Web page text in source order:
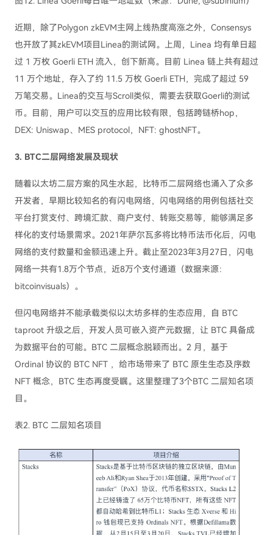
近期，除了Polygon zkEVM主网上线热度高涨之外，Consensys
也开放了其zkEVM项目Linea的测试网。上周，Linea 均有单日超
过 1 万枚 Goerli ETH 流入，创下新高。目前 Linea 链上共有超过
11 万个地址，存入了约 11.5 万枚 Goerli ETH，完成了超过 59
万笔交易。Linea的交互与Scroll类似，需要去获取Goerli的测试
币。目前，用户可以交互的应用比较有限，包括跨链桥hop，
DEX: Uniswap、MES protocol，NFT: ghostNFT。
3. BTC二层网络发展及现状
随着以太坊二层方案的风生水起，比特币二层网络也涌入了众多
开发者，早期比较知名的有闪电网络，闪电网络的用例包括社交
平台打赏支付、跨境汇款、商户支付、转账交易等，能够满足多
样化的支付场景需求。2021年萨尔瓦多将比特币法币化后，闪电
网络的支付数量和金额迅速上升。截止至2023年3月27日，闪电
网络一共有1.8万个节点，近8万个支付通道（数据来源：
bitcoinvisuals）。
但闪电网络并不能承载类似以太坊多样的生态应用，自 BTC
taproot 升级之后，开发人员可嵌入资产元数据，让 BTC 具备成
为数据平台的可能。BTC 二层概念脱颖而出。2 月，基于
Ordinal 协议的 BTC NFT ，给市场带来了 BTC 原生生态及序数
NFT 概念，BTC 生态再度受瞩。这里整理了3个BTC 二层知名项
目。
表2. BTC 二层知名项目